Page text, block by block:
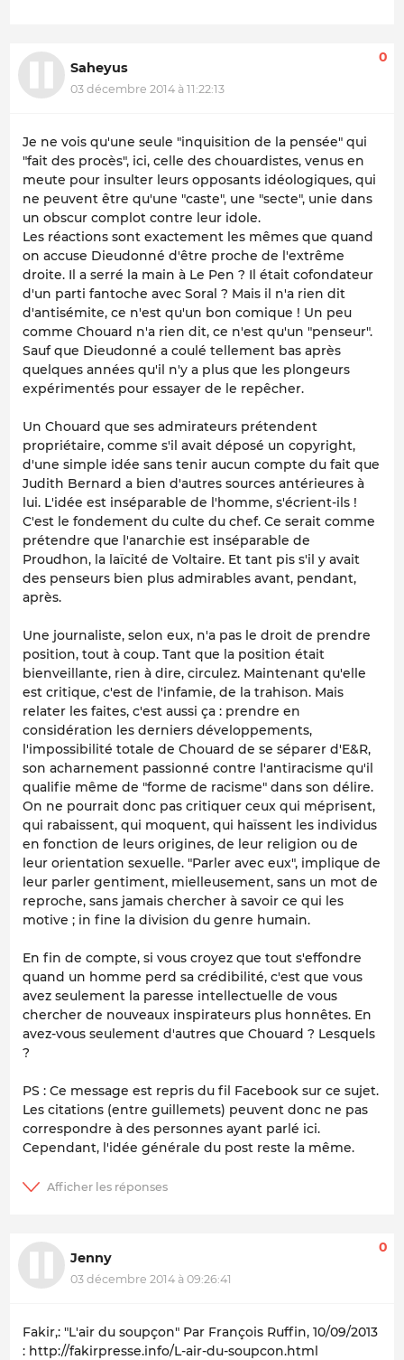
Saheyus
03 décembre 2014 à 11:22:13
0
Je ne vois qu'une seule "inquisition de la pensée" qui
"fait des procès", ici, celle des chouardistes, venus en
meute pour insulter leurs opposants idéologiques, qui
ne peuvent être qu'une "caste", une "secte", unie dans
un obscur complot contre leur idole.
Les réactions sont exactement les mêmes que quand
on accuse Dieudonné d'être proche de l'extrême
droite. Il a serré la main à Le Pen ? Il était cofondateur
d'un parti fantoche avec Soral ? Mais il n'a rien dit
d'antisémite, ce n'est qu'un bon comique ! Un peu
comme Chouard n'a rien dit, ce n'est qu'un "penseur".
Sauf que Dieudonné a coulé tellement bas après
quelques années qu'il n'y a plus que les plongeurs
expérimentés pour essayer de le repêcher.
Un Chouard que ses admirateurs prétendent
propriétaire, comme s'il avait déposé un copyright,
d'une simple idée sans tenir aucun compte du fait que
Judith Bernard a bien d'autres sources antérieures à
lui. L'idée est inséparable de l'homme, s'écrient-ils !
C'est le fondement du culte du chef. Ce serait comme
prétendre que l'anarchie est inséparable de
Proudhon, la laïcité de Voltaire. Et tant pis s'il y avait
des penseurs bien plus admirables avant, pendant,
après.
Une journaliste, selon eux, n'a pas le droit de prendre
position, tout à coup. Tant que la position était
bienveillante, rien à dire, circulez. Maintenant qu'elle
est critique, c'est de l'infamie, de la trahison. Mais
relater les faites, c'est aussi ça : prendre en
considération les derniers développements,
l'impossibilité totale de Chouard de se séparer d'E&R,
son acharnement passionné contre l'antiracisme qu'il
qualifie même de "forme de racisme" dans son délire.
On ne pourrait donc pas critiquer ceux qui méprisent,
qui rabaissent, qui moquent, qui haïssent les individus
en fonction de leurs origines, de leur religion ou de
leur orientation sexuelle. "Parler avec eux", implique de
leur parler gentiment, mielleusement, sans un mot de
reproche, sans jamais chercher à savoir ce qui les
motive ; in fine la division du genre humain.
En fin de compte, si vous croyez que tout s'effondre
quand un homme perd sa crédibilité, c'est que vous
avez seulement la paresse intellectuelle de vous
chercher de nouveaux inspirateurs plus honnêtes. En
avez-vous seulement d'autres que Chouard ? Lesquels
?
PS : Ce message est repris du fil Facebook sur ce sujet.
Les citations (entre guillemets) peuvent donc ne pas
correspondre à des personnes ayant parlé ici.
Cependant, l'idée générale du post reste la même.
Jenny
03 décembre 2014 à 09:26:41
0
Fakir,: "L'air du soupçon" Par François Ruffin, 10/09/2013
: http://fakirpresse.info/L-air-du-soupcon.html